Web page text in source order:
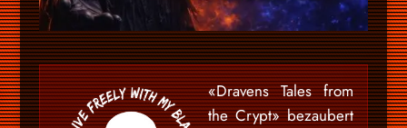
«Dravens Tales from
the Crypt» bezaubert